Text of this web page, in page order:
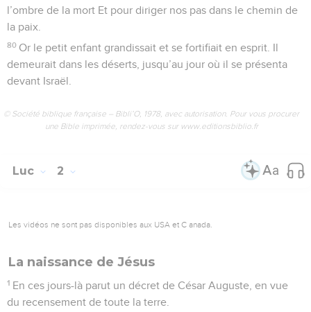
l’ombre de la mort Et pour diriger nos pas dans le chemin de
la paix.
80 Or le petit enfant grandissait et se fortifiait en esprit. Il
demeurait dans les déserts, jusqu’au jour où il se présenta
devant Israël.
© Société biblique française – Bibli’O, 1978, avec autorisation. Pour vous procurer
une Bible imprimée, rendez-vous sur www.editionsbiblio.fr
Luc 2
Les vidéos ne sont pas disponibles aux USA et C anada.
La naissance de Jésus
1 En ces jours-là parut un décret de César Auguste, en vue
du recensement de toute la terre.